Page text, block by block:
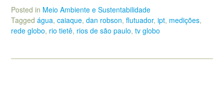
Posted in Meio Ambiente e Sustentabilidade
Tagged água, caiaque, dan robson, flutuador, ipt, medições,
rede globo, rio tietê, rios de são paulo, tv globo